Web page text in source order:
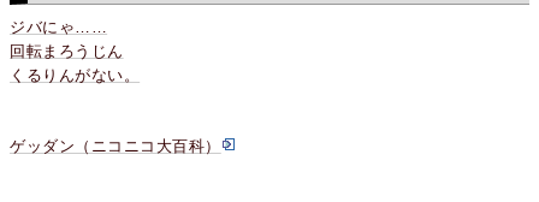
ジバにゃ……
回転まろうじん
くるりんがない。
ゲッダン（ニコニコ大百科）